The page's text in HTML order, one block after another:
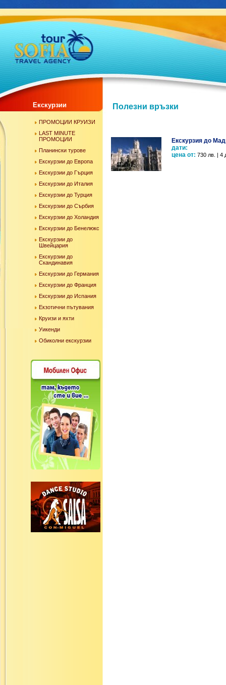
Екскурзии
ПРОМОЦИИ КРУИЗИ
LAST MINUTE
ПРОМОЦИИ
Планински турове
Екскурзии до Европа
Екскурзии до Гърция
Екскурзии до Италия
Екскурзии до Турция
Екскурзии до Сърбия
Екскурзии до Холандия
Екскурзии до Бенелюкс
Екскурзии до
Швейцария
Екскурзии до
Скандинавия
Екскурзии до Германия
Екскурзии до Франция
Екскурзии до Испания
Екзотични пътувания
Круизи и яхти
Уикенди
Обиколни екскурзии
Полезни връзки
Екскурзия до
дати:
цена от: 730 лв. | 4